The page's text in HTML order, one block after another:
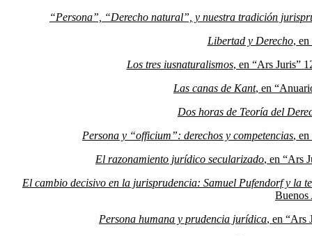
“Persona”, “Derecho natural”, y nuestra tradición
Libertad y Derecho, en
Los tres iusnaturalismos, en “Ars Juris”
Las canas de Kant, en
Dos horas de Teoría del
Persona y “officium”: derechos y competencias,
El razonamiento jurídico secularizado, en “Ars
El cambio decisivo en la jurisprudencia: Samuel Pufendorf y la
Buenos
Persona humana y prudencia jurídica, en “Ars